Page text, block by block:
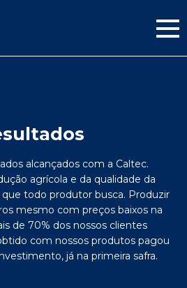
alcançados com a Caltec.
agrícola e da qualidade da
que todo produtor busca. Produzir
mesmo com preços baixos na
de 70% dos nossos clientes
com nossos produtos pagou
já na primeira safra.